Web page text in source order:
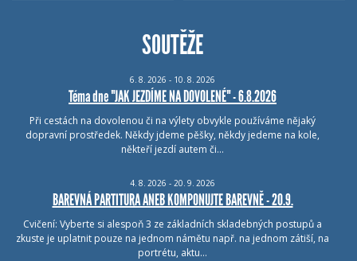
SOUTĚŽE
6. 8. 2026 - 10. 8. 2026
Téma dne "JAK JEZDÍME NA DOVOLENÉ" - 6.8.2026
Při cestách na dovolenou či na výlety obvykle používáme nějaký
dopravní prostředek. Někdy jdeme pěšky, někdy jedeme na kole,
někteří jezdí autem či…
4. 8. 2026 - 20. 9. 2026
BAREVNÁ PARTITURA ANEB KOMPONUJTE BAREVNĚ - 20.9.
Cvičení: Vyberte si alespoň 3 ze základních skladebných postupů a
zkuste je uplatnit pouze na jednom námětu např. na jednom zátiší, na
portrétu, aktu…